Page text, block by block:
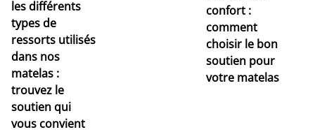
les différents
types de
ressorts utilisés
dans nos
matelas :
trouvez le
soutien qui
vous convient
confort :
comment
choisir le bon
soutien pour
votre matelas